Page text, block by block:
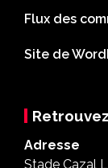
Flux des
Site de
Adresse
Stade Cazal